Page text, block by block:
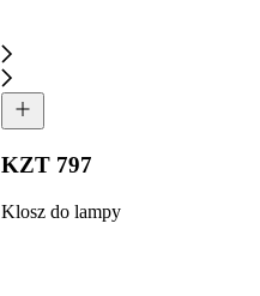
KZT 797
Klosz do lampy